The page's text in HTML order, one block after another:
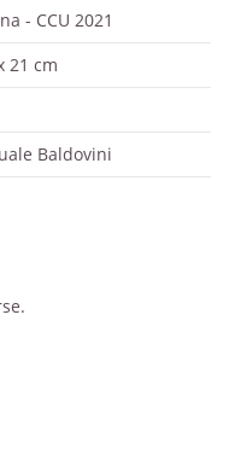
- CCU 2021
21 cm
Baldovini